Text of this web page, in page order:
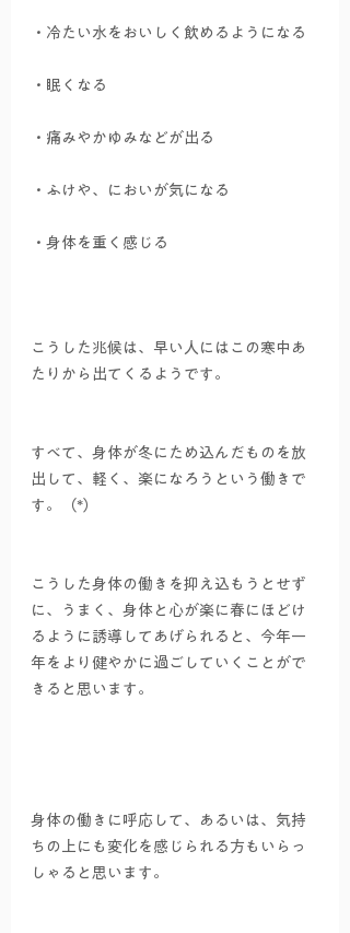
・冷たい水をおいしく飲めるようになる
・眠くなる
・痛みやかゆみなどが出る
・ふけや、においが気になる
・身体を重く感じる
こうした兆候は、早い人にはこの寒中あ
たりから出てくるようです。
すべて、身体が冬にため込んだものを放
出して、軽く、楽になろうという働きで
す。（*）
こうした身体の働きを抑え込もうとせず
に、うまく、身体と心が楽に春にほどけ
るように誘導してあげられると、今年一
年をより健やかに過ごしていくことがで
きると思います。
身体の働きに呼応して、あるいは、気持
ちの上にも変化を感じられる方もいらっ
しゃると思います。